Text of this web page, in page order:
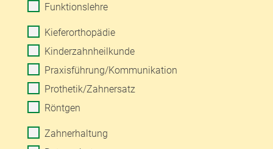
Funktionslehre
Kieferorthopädie
Kinderzahnheilkunde
Praxisführung/Kommunikation
Prothetik/Zahnersatz
Röntgen
Zahnerhaltung